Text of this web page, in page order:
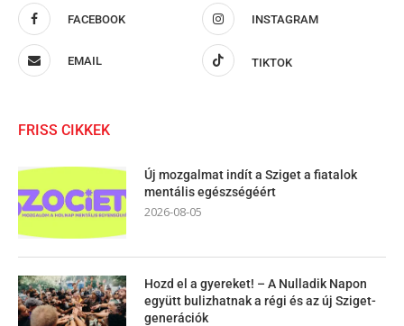
FACEBOOK INSTAGRAM
EMAIL TIKTOK
FRISS CIKKEK
Új mozgalmat indít a Sziget a fiatalok
mentális egészségéért
2026-08-05
Hozd el a gyereket! – A Nulladik Napon
együtt bulizhatnak a régi és az új Sziget-
generációk